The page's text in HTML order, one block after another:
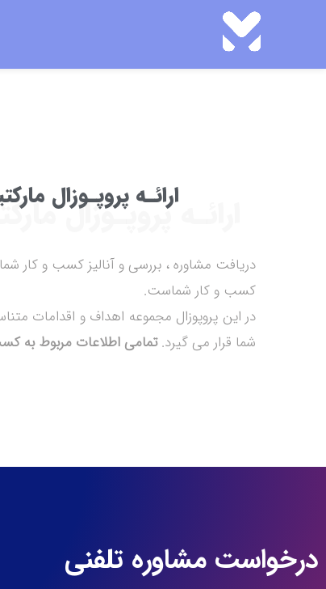
ارائـه پروپـوزال
ارائـه پروپـوزال
دریافت مشاوره ، بررسی و آنالیز کسب و کار
کسب و کار شماست.
در این پروپوزال مجموعه اهداف و اقدامات
شما قرار می گیرد.تمامی اطلاعات مربوط به
درخواست مشاوره تلفنی